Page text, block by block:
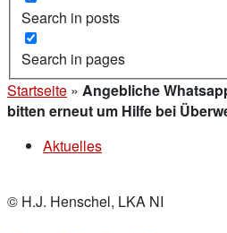
Search in posts
Search in pages
Startseite » Angebliche
bitten erneut um Hilfe bei
Aktuelles
© H.J. Henschel, LKA NI